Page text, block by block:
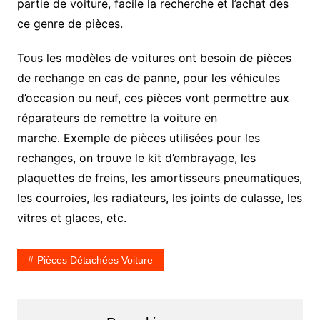
partie de voiture, facile la recherche et l’achat des
ce genre de pièces.
Tous les modèles de voitures ont besoin de pièces
de rechange en cas de panne, pour les véhicules
d’occasion ou neuf, ces pièces vont permettre aux
réparateurs de remettre la voiture en
marche. Exemple de pièces utilisées pour les
rechanges, on trouve le kit d’embrayage, les
plaquettes de freins, les amortisseurs pneumatiques,
les courroies, les radiateurs, les joints de culasse, les
vitres et glaces, etc.
Pièces Détachées Voiture